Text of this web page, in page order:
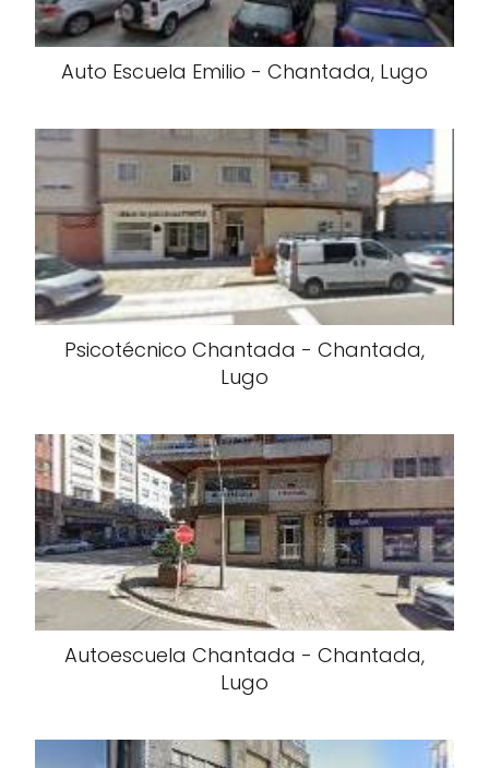
Auto Escuela Emilio - Chantada, Lugo
Psicotécnico Chantada - Chantada,
Lugo
Autoescuela Chantada - Chantada,
Lugo